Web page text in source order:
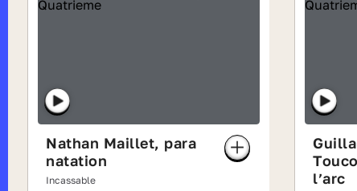
Nathan Maillet, para
natation
Incassable
l’arc